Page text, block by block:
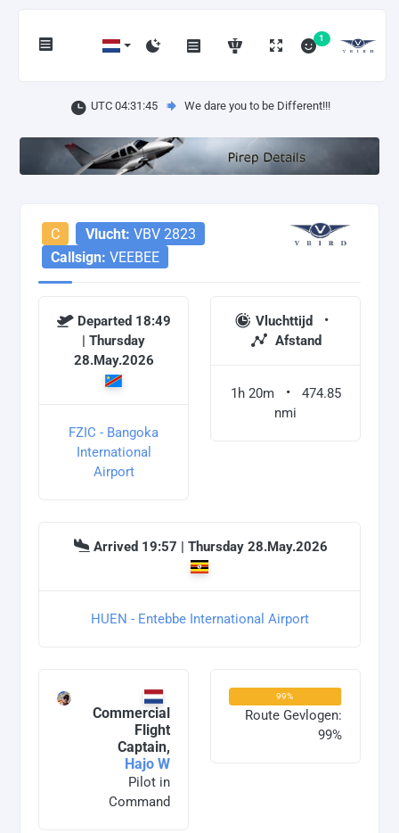
1
UTC 04:31:46 We dare you to be Different!!!
C Vlucht: VBV 2823
Callsign: VEEBEE
Departed 18:49
| Thursday
28.May.2026
FZIC - Bangoka
International
Airport
Vluchttijd
Afstand
1h 20m
474.85
nmi
Arrived 19:57 | Thursday 28.May.2026
HUEN - Entebbe International Airport
Commercial
Flight
Captain,
Hajo W
Pilot in
Command
99%
Route Gevlogen:
99%